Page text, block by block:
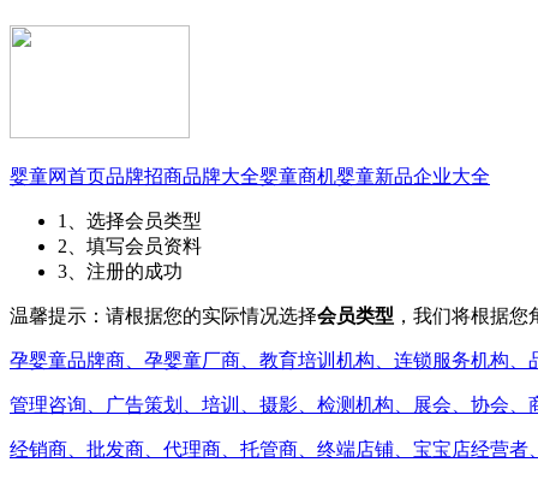
婴童网首页品牌招商品牌大全婴童商机婴童新品企业大全
1、选择会员类型
2、填写会员资料
3、注册的成功
温馨提示：请根据您的实际情况选择会员类型 ，我们将根据
孕婴童品牌商、孕婴童厂商、教育培训机构、连锁服务机构、
管理咨询、广告策划、培训、摄影、检测机构、展会、协会、
经销商、批发商、代理商、托管商、终端店铺、宝宝店经营者